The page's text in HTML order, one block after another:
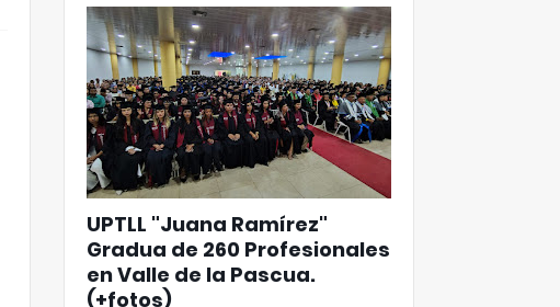
UPTLL "Juana Ramírez"
Gradua de 260 Profesionales
en Valle de la Pascua.
(+fotos)